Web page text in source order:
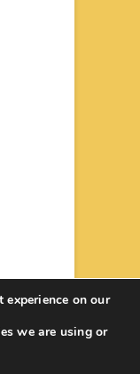
| Designed
experience on our
we are using or